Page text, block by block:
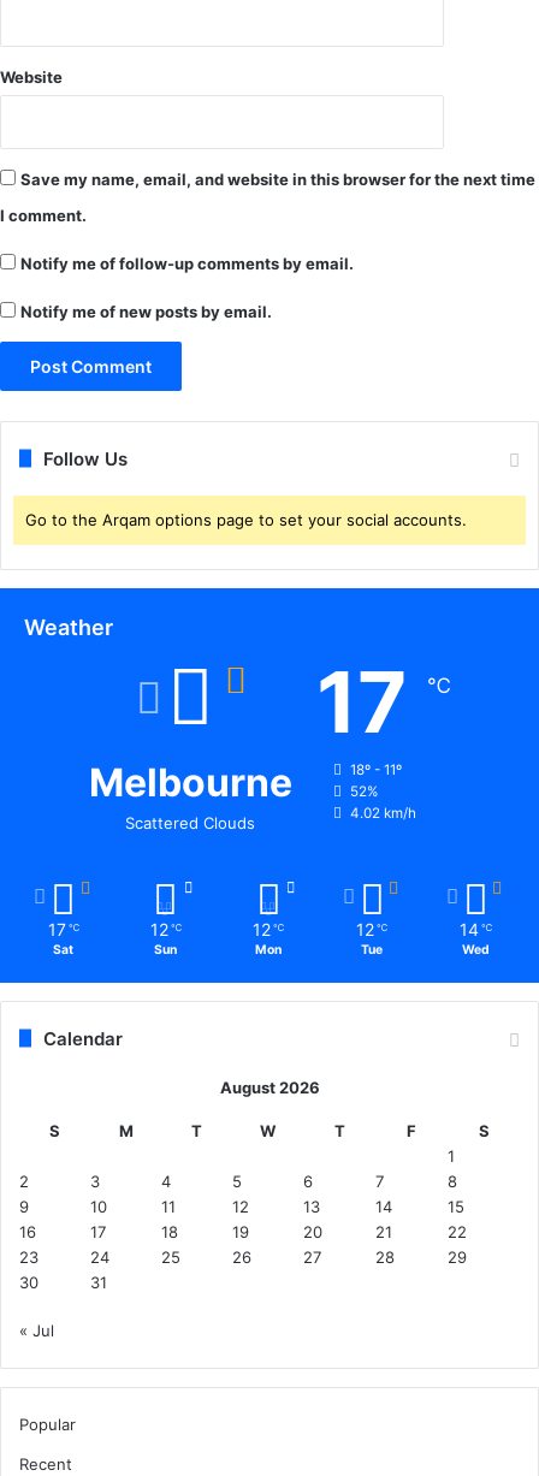
यु
क्ति
Website
Save my name, email, and website in this browser for the next time
I comment.
Notify me of follow-up comments by email.
Notify me of new posts by email.
Follow Us
Go to the Arqam options page to set your social accounts.
Weather
Melbourne
Scattered Clouds
17 ℃
18º - 11º
52%
4.02 km/h
17 ℃
Sat
12 ℃
Sun
12 ℃
Mon
12 ℃
Tue
14 ℃
Wed
Calendar
August 2026
S M T W T F
S
1
2
3 4 5 6 7
8
9
10 11 12 13 14
15
16
17 18 19 20 21
22
23
24 25 26 27 28
29
30
31
« Jul
Popular
Recent